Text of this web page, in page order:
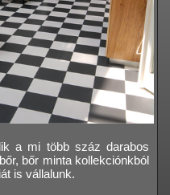
a mi több száz darabos
bőr minta kollekciónkból
is vállalunk.